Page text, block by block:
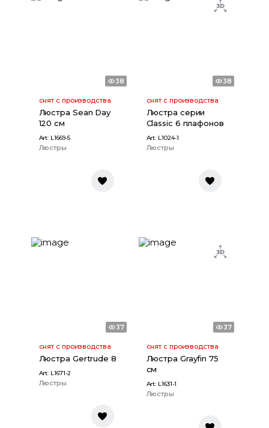
38
снят с производства
Люстра Sean Day
120 см
Art: L1669-5
Люстры
38
снят с производства
Люстра серии
Classic 6 плафонов
Art: L1024-1
Люстры
37
снят с производства
Люстра Gertrude 8
Art: L1671-2
Люстры
37
снят с производства
Люстра Grayfin 75
см
Art: L1631-1
Люстры